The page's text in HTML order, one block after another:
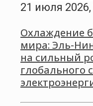
21 июля 2026,
Охлаждение
мира: Эль-
на сильный
глобального